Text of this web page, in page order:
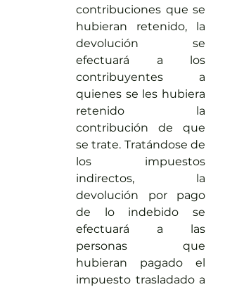
contribuciones que se
hubieran retenido, la
devolución se
efectuará a los
contribuyentes a
quienes se les hubiera
retenido la
contribución de que
se trate. Tratándose de
los impuestos
indirectos, la
devolución por pago
de lo indebido se
efectuará a las
personas que
hubieran pagado el
impuesto trasladado a